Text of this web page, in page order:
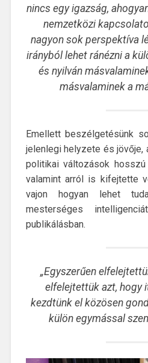
nincs egy igazság,
nemzetközi
nagyon sok perspektíva
irányból lehet ránézni a
és nyilván
másvalaminek a
Emellett beszélgetésünk
jelenlegi helyzete és
politikai változások
valamint arról is kifejtette
vajon hogyan lehet
mesterséges
publikálásban.
„Egyszerűen
elfelejtettük azt, hogy
kezdtünk el közösen
külön egymással